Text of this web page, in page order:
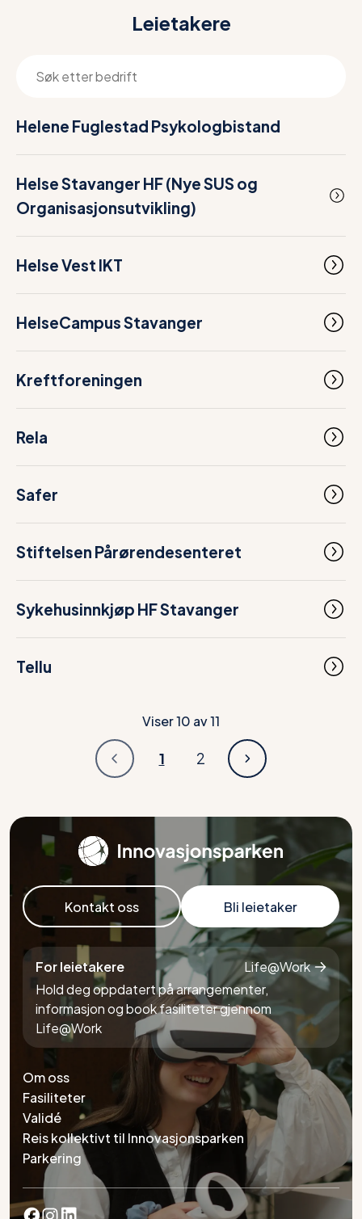
Leietakere
Helene Fuglestad Psykologbistand
Helse Stavanger HF (Nye SUS og
Organisasjonsutvikling)
Helse Vest IKT
HelseCampus Stavanger
Kreftforeningen
Rela
Safer
Stiftelsen Pårørendesenteret
Sykehusinnkjøp HF Stavanger
Tellu
Viser10 av11
1 2
Kontakt oss Bli leietaker
Om oss
Fasiliteter
Validé
Reis kollektivt til Innovasjonsparken
Parkering
For leietakere
Life@Work
Hold deg oppdatert på arrangementer,
informasjon og book fasiliteter gjennom
Life@Work